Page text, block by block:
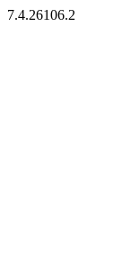
7.4.26106.2